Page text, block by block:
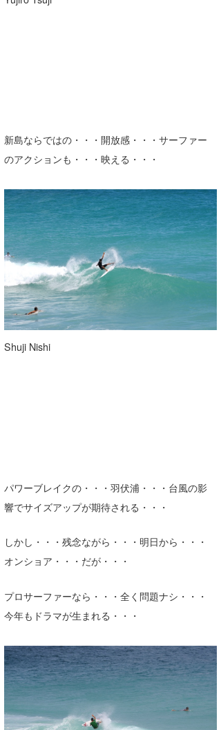
新島ならではの・・・開放感・・・サーファー
のアクションも・・・映える・・・
Shuji Nishi
パワーブレイクの・・・羽伏浦・・・台風の影
響でサイズアップが期待される・・・
しかし・・・残念ながら・・・明日から・・・
オンショア・・・だが・・・
プロサーファーなら・・・全く問題ナシ・・・
今年もドラマが生まれる・・・